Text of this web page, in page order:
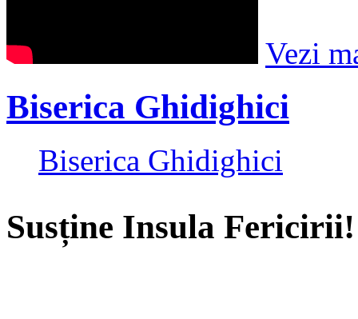
Vezi
Biserica Ghidighici
Biserica Ghidighici
Susține Insula Fericirii!